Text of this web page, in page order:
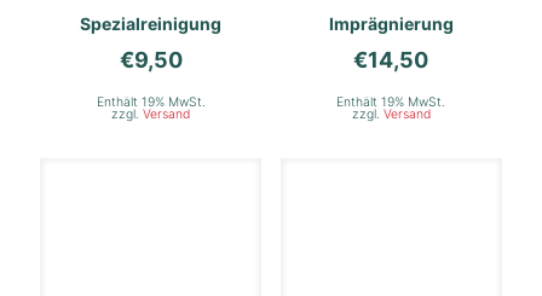
Spezialreinigung
€9,50
Enthält 19% MwSt.
zzgl.Versand
Imprägnierung
€14,50
Enthält 19% MwSt.
zzgl. Versand